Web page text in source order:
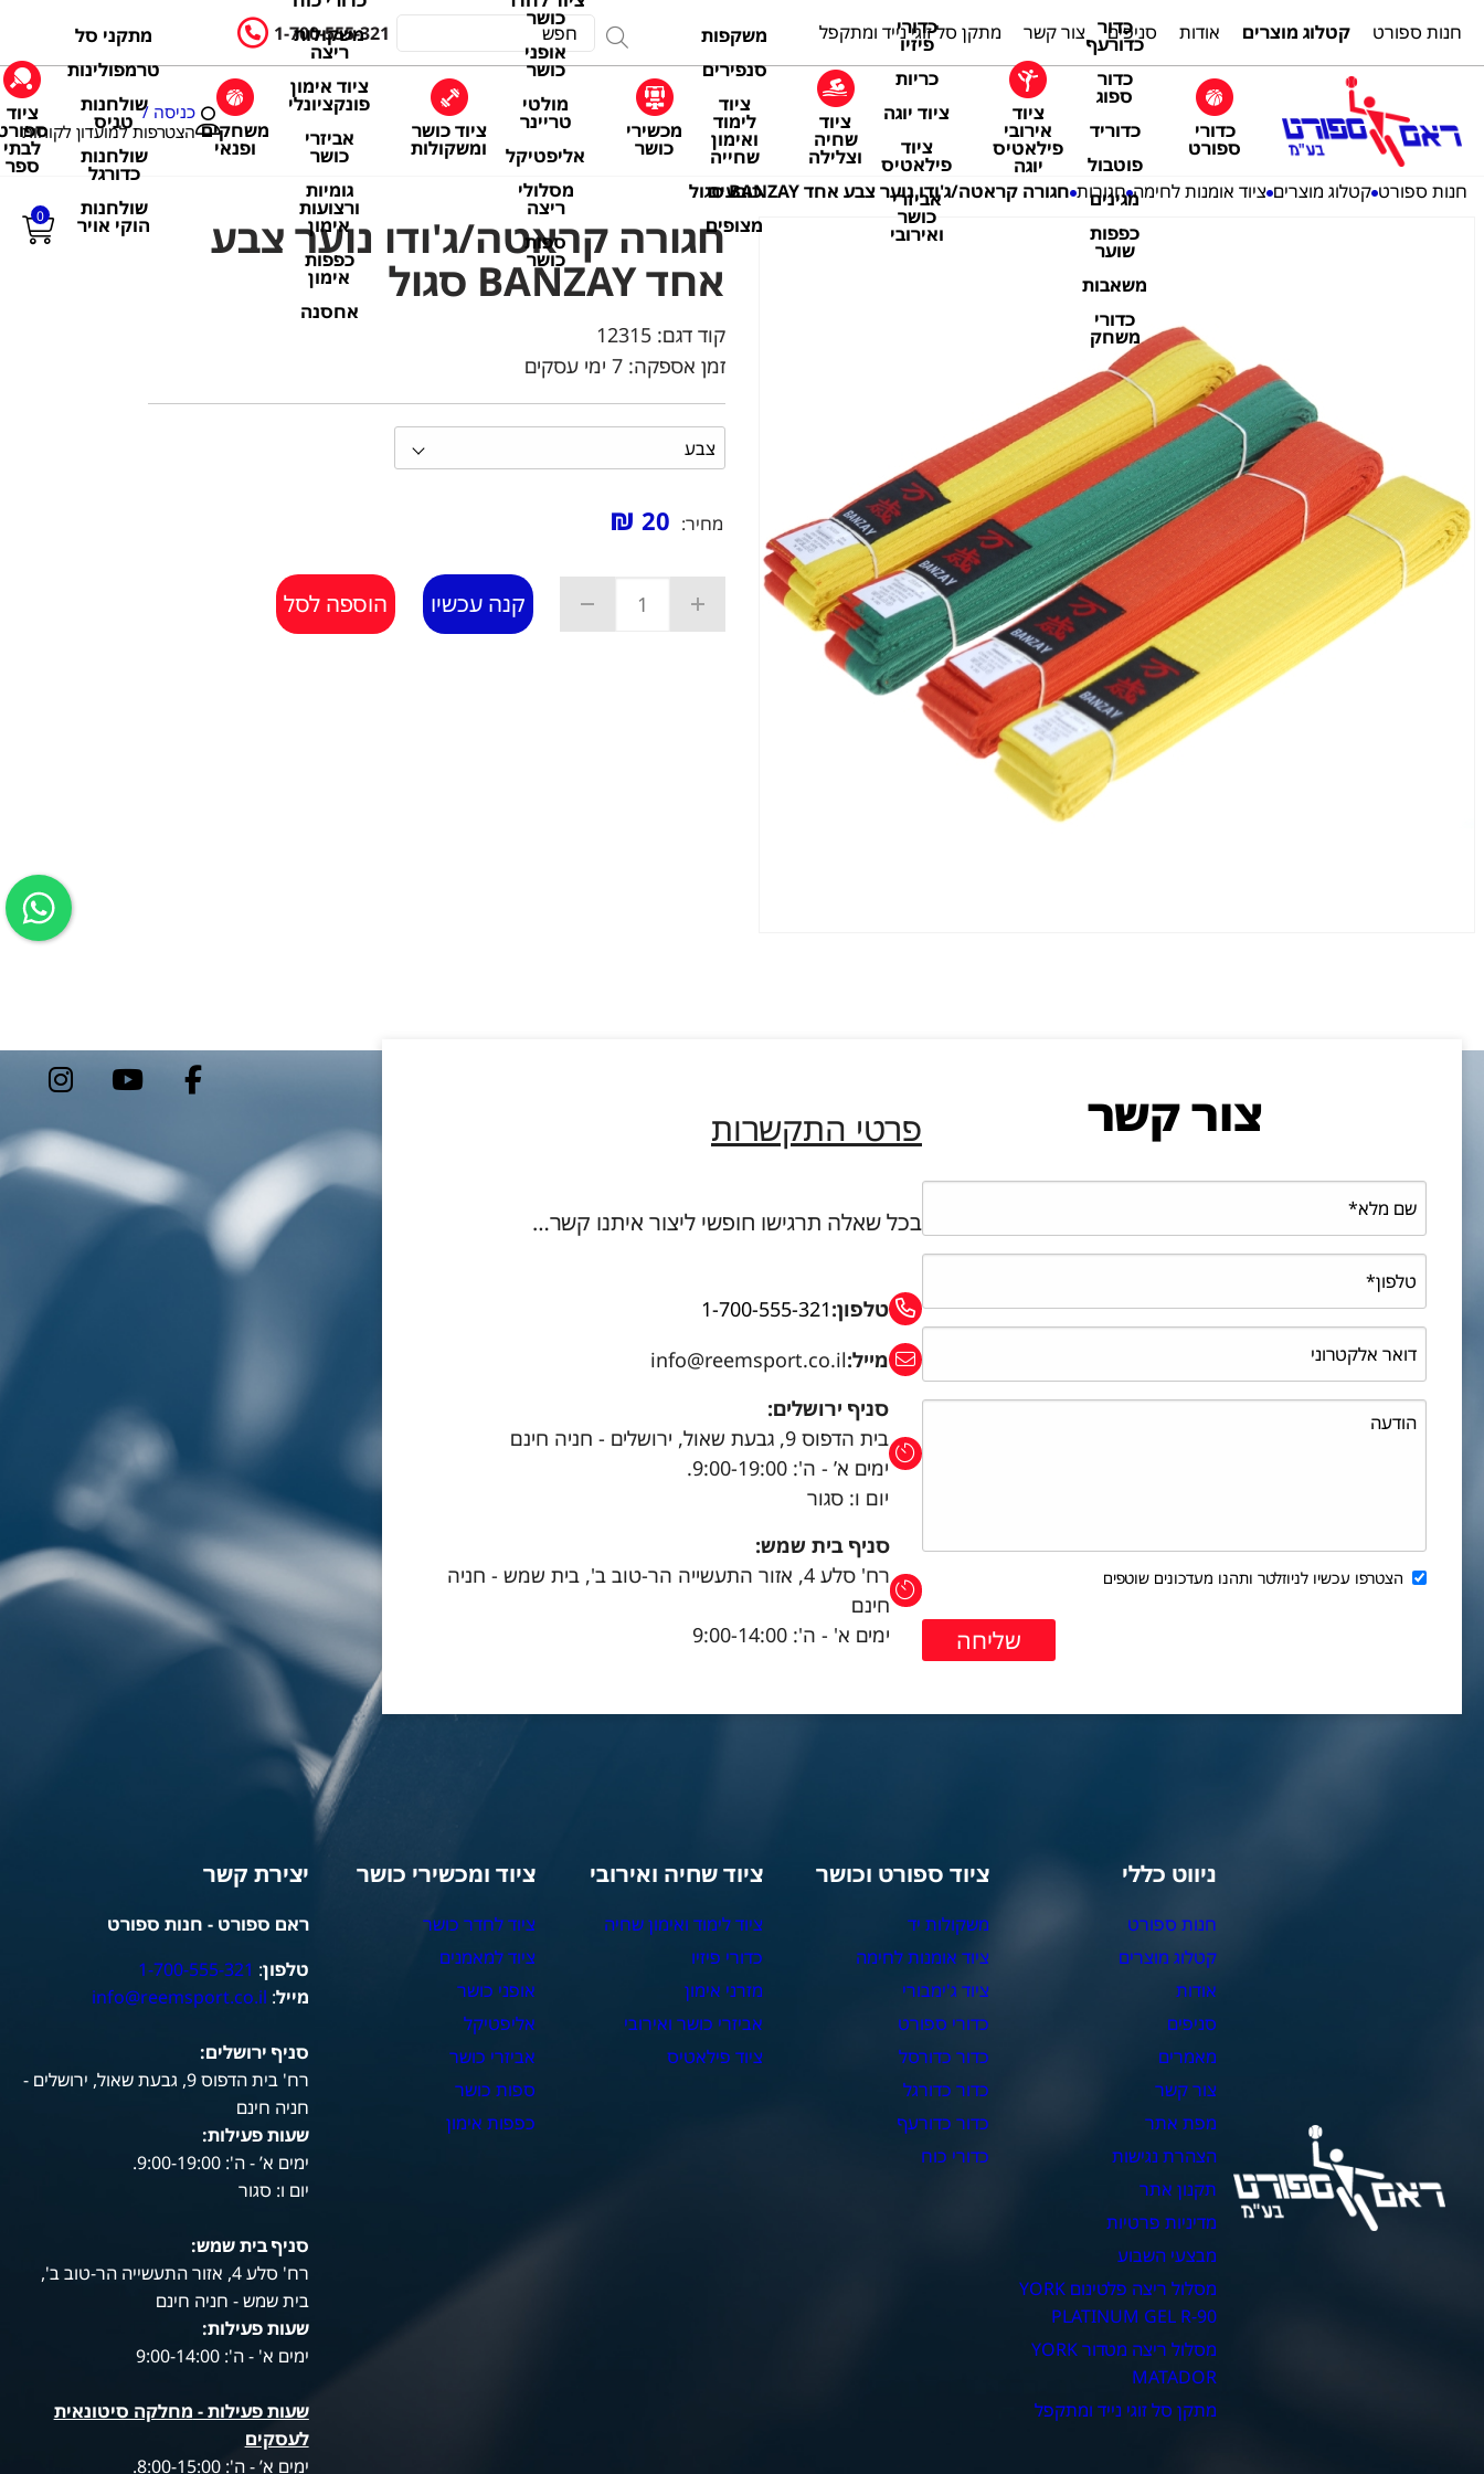
חנות ספורט קטלוג מוצרים אודות סניפים צור קשר מתקן סל זוגי נייד ומתקפל 1-700-555-321
כדורי
ספורט
כדור
כדורעף
כדור
ספוג
כדוריד
פוטבול
מגינים
כפפות
שוער
משאבות
כדורי
משחק
ציוד
אירובי
פילאטיס
יוגה
כדורי
פיזיו
כריות
ציוד יוגה
ציוד
פילאטיס
אביזרי
כושר
ואירובי
ציוד
שחיה
וצלילה
משקפות
סנפירים
ציוד
לימוד
ואימון
שחייה
כובעים
מצופים
מכשירי
כושר
כושר
אופני
כושר
מולטי
טריינר
אליפטיקל
מסלולי
ריצה
ספות
כושר
ציוד כושר
ומשקולות
משקולות
ריצה
ציוד אימון
פונקציונלי
אביזרי
כושר
גומיות
ורצועות
אימון
כפפות
אימון
אחסנה
משחקים
ופנאי
מתקני סל
טרמפולינות
שולחנות
טניס
שולחנות
כדורגל
שולחנות
הוקי אויר
ציוד
לבתי
ספר
כניסה /
הצטרפות למועדון לקוחות
0
חנות ספורט קטלוג מוצרים ציוד אומנות לחימה חגורות חגורה קראטה/ג'ודו נוער צבע אחד BANZAY סגול
חגורה קראטה/ג'ודו נוער צבע
אחד BANZAY סגול
קוד דגם: 12315
זמן אספקה: 7 ימי עסקים
מחיר: 20
₪
קנה עכשיו הוספה לסל
צור קשר
הצטרפו עכשיו לניוזלטר ותהנו מעדכונים שוטפים
פרטי התקשרות
בכל שאלה תרגישו חופשי ליצור איתנו קשר…
טלפון:1-700-555-321
מייל:info@reemsport.co.il
סניף ירושלים:
בית הדפוס 9, גבעת שאול, ירושלים - חניה חינם
ימים א’ - ה': 9:00-19:00.
יום ו: סגור
סניף בית שמש:
רח' סלע 4, אזור התעשייה הר-טוב ב', בית שמש - חניה
חינם
ימים א' - ה': 9:00-14:00
ניווט כללי
חנות ספורט
קטלוג מוצרים
אודות
סניפים
מאמרים
צור קשר
מפת אתר
הצהרת נגישות
תקנון אתר
מדיניות פרטיות
מבצעי השבוע
מסלול ריצה פלטינום YORK
PLATINUM GEL R-90
מסלול ריצה מטדור YORK
MATADOR
מתקן סל זוגי נייד ומתקפל
ציוד ספורט וכושר
משקולות יד
ציוד אומנות לחימה
ציוד ג'ימבורי
כדורי ספורט
כדור כדורסל
כדור כדורגל
כדור כדורעף
כדורי כוח
ציוד שחיה ואירובי
ציוד לימוד ואימון שחיה
כדורי פיזיו
מזרני אימון
אביזרי כושר ואירובי
ציוד פילאטיס
ציוד ומכשירי כושר
ציוד לחדר כושר
ציוד למאמנים
אופני כושר
אליפטיקל
אביזרי כושר
ספות כושר
כפפות אימון
יצירת קשר
ראם ספורט - חנות ספורט
טלפון:
1-700-555-321
מייל:
info@reemsport.co.il
סניף ירושלים:
רח' בית הדפוס 9, גבעת שאול, ירושלים -
חניה חינם
שעות פעילות:
ימים א’ - ה': 9:00-19:00.
יום ו: סגור
סניף בית שמש:
רח' סלע 4, אזור התעשייה הר-טוב ב',
בית שמש - חניה חינם
שעות פעילות:
ימים א' - ה': 9:00-14:00
שעות פעילות - מחלקה סיטונאית
לעסקים
ימים א’ - ה': 8:00-15:00.